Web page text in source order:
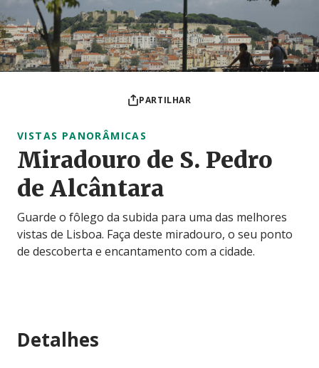
PARTILHAR
VISTAS PANORÂMICAS
Miradouro de S. Pedro
de Alcântara
Guarde o fôlego da subida para uma das melhores
vistas de Lisboa. Faça deste miradouro, o seu ponto
de descoberta e encantamento com a cidade.
Detalhes